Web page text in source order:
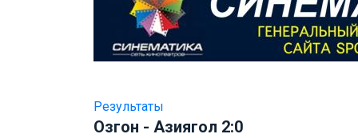
Результаты
Озгон - Азиягол 2:0